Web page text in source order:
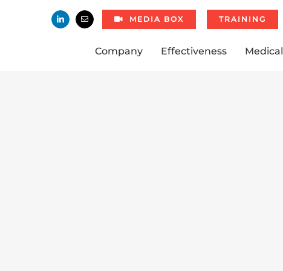
MEDIA BOX TRAINING
Company Effectiveness Medical